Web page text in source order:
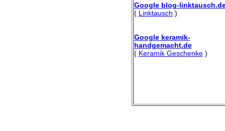
Google blog-
( Linktausch )
Google keramik-
handgemacht.de
( Keramik Geschenke)